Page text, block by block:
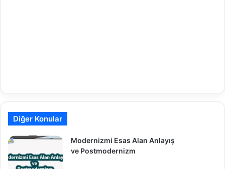
Diğer Konular
Modernizmi Esas Alan Anlayış
ve Postmodernizm